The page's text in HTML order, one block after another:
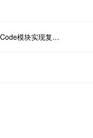
基于腾讯开源的二维码识别技术，通过OpenCV的WeChatQRCode模块实现复杂场景下的二维码识别。